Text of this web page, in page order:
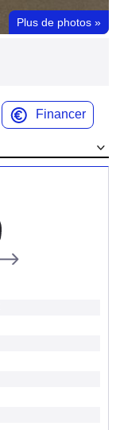
Plus de photos »
Financer